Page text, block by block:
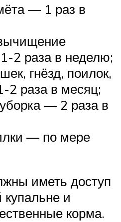
— 1 раз в
2 раза в неделю;
гнёзд, поилок,
2 раза в месяц;
— 2 раза в
— по мере
иметь доступ
купальне и
корма.